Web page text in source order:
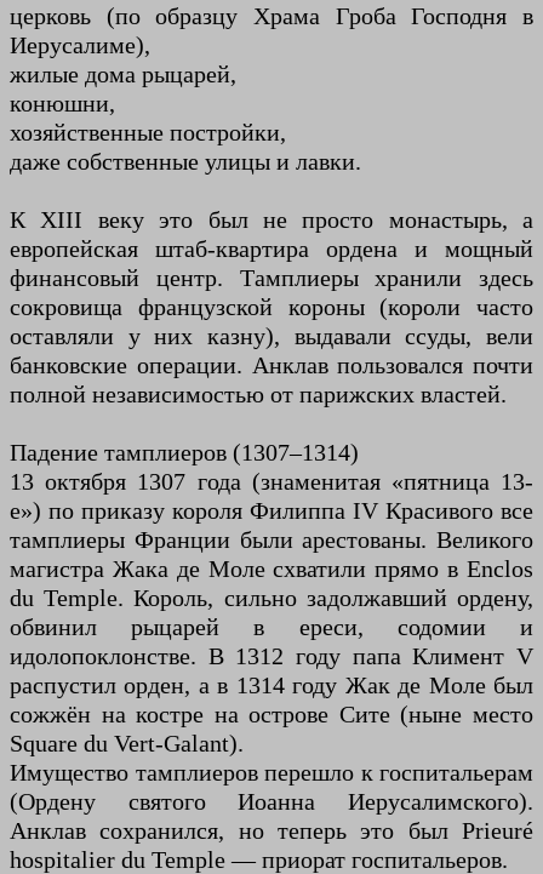
церковь (по образцу Храма Гроба Господня в
Иерусалиме),
жилые дома рыцарей,
конюшни,
хозяйственные постройки,
даже собственные улицы и лавки.
К XIII веку это был не просто монастырь, а
европейская штаб-квартира ордена и мощный
финансовый центр. Тамплиеры хранили здесь
сокровища французской короны (короли часто
оставляли у них казну), выдавали ссуды, вели
банковские операции. Анклав пользовался почти
полной независимостью от парижских властей.
Падение тамплиеров (1307–1314)
13 октября 1307 года (знаменитая «пятница 13-
е») по приказу короля Филиппа IV Красивого все
тамплиеры Франции были арестованы. Великого
магистра Жака де Моле схватили прямо в Enclos
du Temple. Король, сильно задолжавший ордену,
обвинил рыцарей в ереси, содомии и
идолопоклонстве. В 1312 году папа Климент V
распустил орден, а в 1314 году Жак де Моле был
сожжён на костре на острове Сите (ныне место
Square du Vert-Galant).
Имущество тамплиеров перешло к госпитальерам
(Ордену святого Иоанна Иерусалимского).
Анклав сохранился, но теперь это был Prieuré
hospitalier du Temple — приорат госпитальеров.